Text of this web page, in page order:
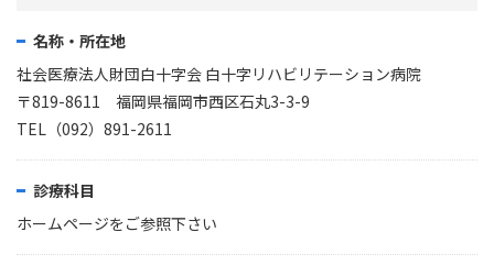
名称・所在地
社会医療法人財団白十字会 白十字リハビリテーション病院
〒819-8611 福岡県福岡市西区石丸3-3-9
TEL（092）891-2611
診療科目
ホームページをご参照下さい